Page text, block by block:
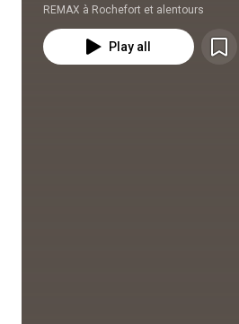
REMAX à Rochefort et alentours
Play all